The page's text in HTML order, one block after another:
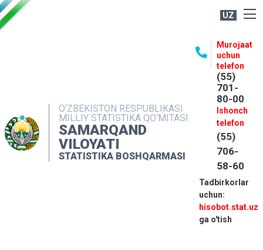
UZ
O‘ZBEKISTON RESPUBLIKASI
MILLIY STATISTIKA QO‘MITASI
SAMARQAND
VILOYATI
STATISTIKA BOSHQARMASI
Murojaat
uchun
telefon
(55)
701-
80-00
Ishonch
telefon
(55)
706-
58-60
Tadbirkorlar
uchun:
hisobot.stat.uz
ga o'tish
MATBUOT XIZMATI
MUROJAATLAR
KONTAKTLAR